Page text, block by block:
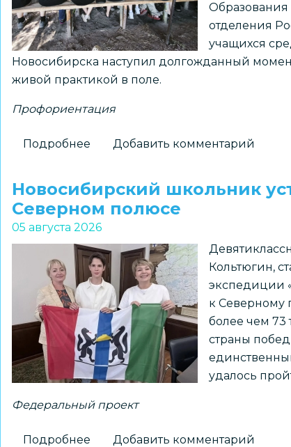
Образования
отделения
учащихся
Новосибирска наступил долгожданный
живой практикой в поле.
Профориентация
Подробнее
«Перекрёстках
эпох»:
как
школьники
Новосибирска
получили
возможность
прикоснуться
древней
истории
Добавить комментарий
Новосибирский школьник
Северном полюсе
05 августа 2026
Кольтюгин,
экспедиции
к Северному
более чем 73
страны
удалось
Федеральный проект
Подробнее Добавить комментарий